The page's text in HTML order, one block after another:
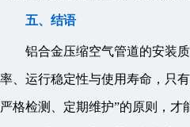
五、结语
铝合金压缩空气管道的安装
率、运行稳定性与使用寿命，只
严格检测、定期维护”的原则，才